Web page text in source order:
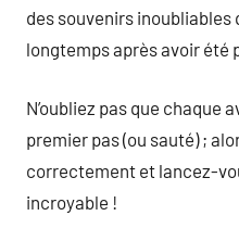
des souvenirs
longtemps après avoir été
N’oubliez pas que chaque
premier pas (ou sauté) ;
correctement et lancez-
incroyable !